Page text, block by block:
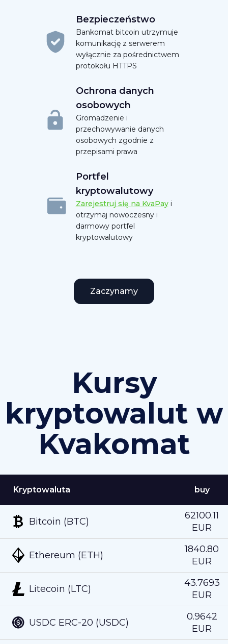
Bezpieczeństwo
Bankomat bitcoin utrzymuje
komunikację z serwerem
wyłącznie za pośrednictwem
protokołu HTTPS
Ochrona danych
osobowych
Gromadzenie i
przechowywanie danych
osobowych zgodnie z
przepisami prawa
Portfel
kryptowalutowy
Zarejestruj się na KvaPayi
otrzymaj nowoczesny i
darmowy portfel
kryptowalutowy
Zaczynamy
Kursy
kryptowalut w
Kvakomat
Kryptowaluta
Bitcoin (BTC)
Ethereum (ETH)
Litecoin (LTC)
USDC ERC-20 (USDC)
buy
62100.11
EUR
1840.80
EUR
43.7693
EUR
0.9642
EUR